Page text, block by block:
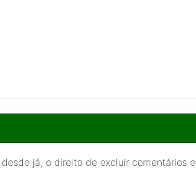
já, o direito de excluir comentários e